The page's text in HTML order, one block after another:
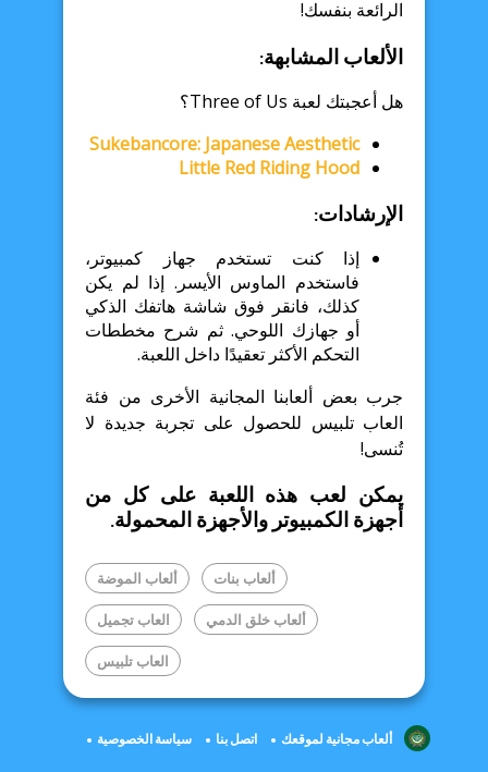
الرائعة بنفسك!
الألعاب المشابهة:
هل أعجبتك لعبة Three of Us؟
Sukebancore: Japanese Aesthetic
Little Red Riding Hood
الإرشادات:
إذا كنت تستخدم جهاز كمبيوتر،
فاستخدم الماوس الأيسر. إذا لم يكن
كذلك، فانقر فوق شاشة هاتفك الذكي
أو جهازك اللوحي. ثم شرح مخططات
التحكم الأكثر تعقيدًا داخل اللعبة.
جرب بعض ألعابنا المجانية الأخرى من فئة
العاب تلبيس للحصول على تجربة جديدة لا
تُنسى!
يمكن لعب هذه اللعبة على كل من
أجهزة الكمبيوتر والأجهزة المحمولة.
ألعاب بنات ألعاب الموضة
ألعاب خلق الدمي العاب تجميل
العاب تلبيس
ألعاب مجانية لموقعك اتصل بنا سياسة الخصوصية